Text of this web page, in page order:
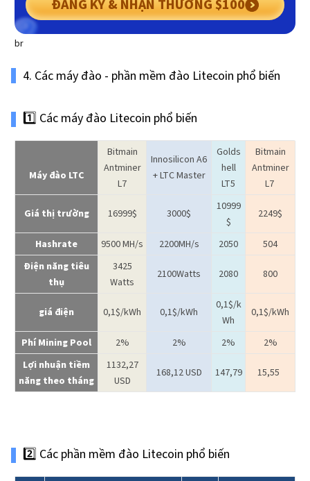
ĐĂNG KÝ & NHẬN THƯỞNG $100
br
4. Các máy đào - phần mềm đào Litecoin phổ biến
1️⃣ Các máy đào Litecoin phổ biến
Máy đào LTC
Bitmain
Antminer
L7
Innosilicon A6
+ LTC Master
Golds
hell
LT5
Bitmain
Antminer
L7
Giá thị trường 16999$ 3000$
10999
$
2249$
Hashrate 9500 MH/s 2200MH/s 2050
504
Điện năng tiêu
thụ
3425
Watts
2100Watts 2080 800
giá điện 0,1$/kWh 0,1$/kWh
0,1$/k
Wh
0,1$/kWh
Phí Mining Pool 2% 2% 2%
2%
Lợi nhuận tiềm
năng theo tháng
1132,27
USD
168,12 USD 147,79 15,55
2️⃣ Các phần mềm đào Litecoin phổ biến